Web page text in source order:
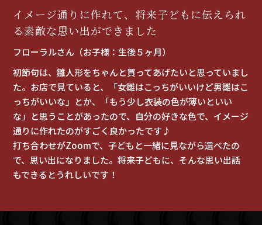
イメージ通りに作れて、将来子どもに伝えられ
る素敵な思い出ができました
フローラルさん（お子様：生後５ヶ月）
初節句は、雛人形をちゃんと買ってあげたいと思っていまし
た。お店で見ていると、「女雛はこっちがいいけど男雛はこ
っちがいいな」とか、「もう少し衣装の色が薄いといい
な」と思うことがあったので、自分の好きな色で、イメージ
通りに作れたのがすごく良かったです♪
打ち合わせがZoomで、子どもと一緒に見ながら選べたの
で、思い出になりました。将来子どもに、そんな思い出話
もできるとうれしいです！